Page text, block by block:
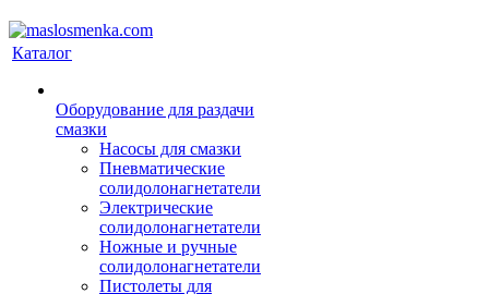
Каталог
Оборудование для раздачи
смазки
Насосы для смазки
Пневматические
солидолонагнетатели
Электрические
солидолонагнетатели
Ножные и ручные
солидолонагнетатели
Пистолеты для